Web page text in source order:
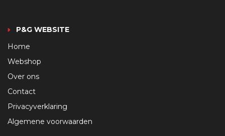
P&G WEBSITE
Home
Webshop
Over ons
Contact
Privacyverklaring
Algemene voorwaarden